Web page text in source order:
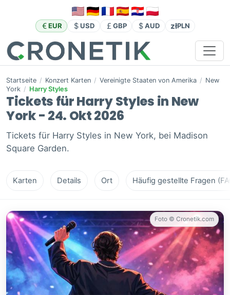
EUR USD GBP AUD złPLN
Startseite / Konzert Karten / Vereinigte Staaten von Amerika / New
York / Harry Styles
Tickets für Harry Styles in New
York - 24. Okt 2026
Tickets für Harry Styles in New York, bei Madison
Square Garden.
Karten Details Ort Häufig gestellte Fragen
Foto © Cronetik.com